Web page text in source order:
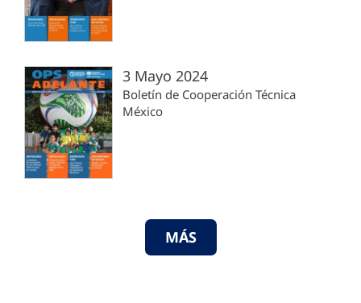
3 Mayo 2024
Boletín de Cooperación Técnica
México
MÁS